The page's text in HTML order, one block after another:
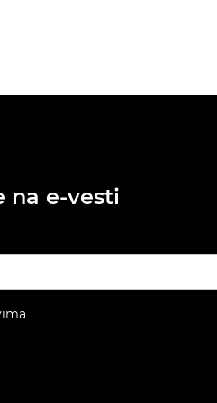
na e-vesti